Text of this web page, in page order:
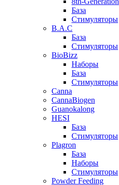
База
Стимуляторы
B.A.C
База
Стимуляторы
BioBizz
Наборы
База
Стимуляторы
Canna
CannaBiogen
Guanokalong
HESI
База
Стимуляторы
Plagron
База
Наборы
Стимуляторы
Powder Feeding